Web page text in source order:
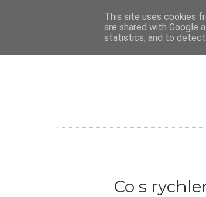
Co s
This site uses cookies
are shared with Google
statistics, and to detect